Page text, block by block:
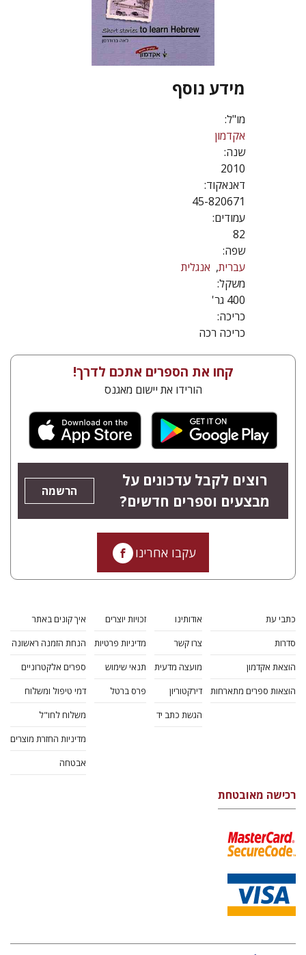
מידע נוסף
מו"ל:
אקדמון
שנה:
2010
דאנאקוד:
45-820671
עמודים:
82
שפה:
עברית אנגלית
משקל:
400 גר'
כריכה:
כריכה רכה
קחו את הספרים אתכם לדרך!
הורידו את יישום מאגנס
רוצים לקבל עדכונים על
מבצעים וספרים חדשים?
הרשמה
עקבו אחרינו
כתבי עת
סדרות
הוצאת אקדמון
הוצאות ספרים מתארחות
אודותינו
צרו קשר
מועצה מדעית
דירקטוריון
הגשת כתב יד
זכויות יוצרים
מדיניות פרטיות
תנאי שימוש
פרס ברטל
איך קונים באתר
הנחת הזמנה ראשונה
ספרים אלקטרוניים
דמי טיפול ומשלוח
משלוח לחו"ל
מדיניות החזרת מוצרים
אבטחה
רכישה מאובטחת